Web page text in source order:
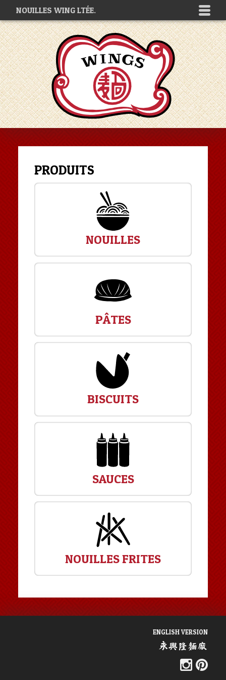
NOUILLES WING LTÉE.
PRODUITS
NOUILLES
PÂTES
BISCUITS
SAUCES
NOUILLES FRITES
ENGLISH VERSION